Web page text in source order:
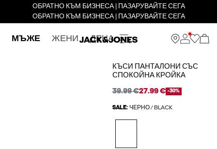
ОБРАТНО КЪМ БИЗНЕСА | ПАЗАРУВАЙТЕ СЕГА
ОБРАТНО КЪМ БИЗНЕСА | ПАЗАРУВАЙТЕ СЕГА
МЪЖЕ ЖЕНИ ДЕЦА
КЪСИ ПАНТАЛОНИ СЪС
СПОКОЙНА КРОЙКА
39.99 €27.99 € -30%
SALE: ЧЕРНО / BLACK